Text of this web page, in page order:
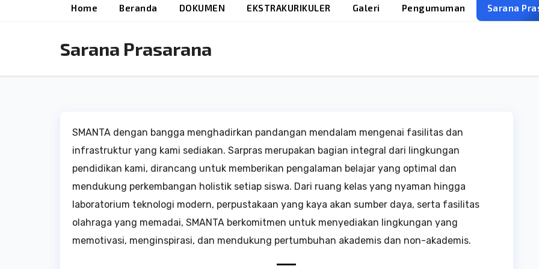
Home Beranda DOKUMEN EKSTRAKURIKULER Galeri Pengumuman Sarana
Sarana Prasarana
SMANTA dengan bangga menghadirkan pandangan mendalam mengenai fasilitas dan
infrastruktur yang kami sediakan. Sarpras merupakan bagian integral dari lingkungan
pendidikan kami, dirancang untuk memberikan pengalaman belajar yang optimal dan
mendukung perkembangan holistik setiap siswa. Dari ruang kelas yang nyaman hingga
laboratorium teknologi modern, perpustakaan yang kaya akan sumber daya, serta fasilitas
olahraga yang memadai, SMANTA berkomitmen untuk menyediakan lingkungan yang
memotivasi, menginspirasi, dan mendukung pertumbuhan akademis dan non-akademis.